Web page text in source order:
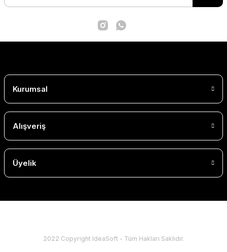
Kurumsal
Alışveriş
Üyelik
2022 Copyright IdeaSoft - Tüm Hakları Saklıdır.